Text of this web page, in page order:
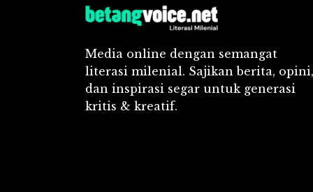
Media online dengan semangat
literasi milenial. Sajikan berita, opini,
dan inspirasi segar untuk generasi
kritis & kreatif.